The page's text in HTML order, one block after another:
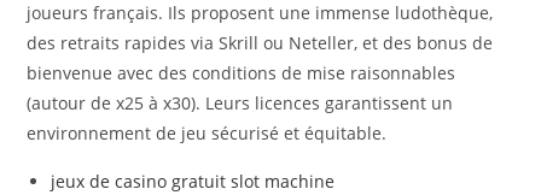
joueurs français. Ils proposent une immense ludothèque,
des retraits rapides via Skrill ou Neteller, et des bonus de
bienvenue avec des conditions de mise raisonnables
(autour de x25 à x30). Leurs licences garantissent un
environnement de jeu sécurisé et équitable.
jeux de casino gratuit slot machine